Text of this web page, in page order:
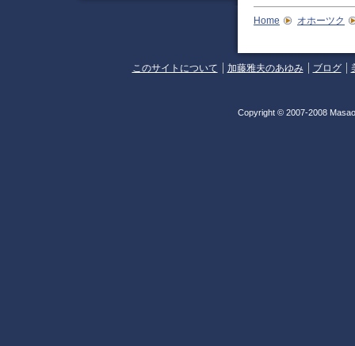
Home オホーツク
このサイトについて 加藤雅夫のあゆみ ブログ
Copyright © 2007-2008